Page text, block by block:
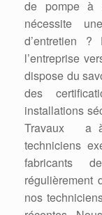
de pompe à
nécessite
d’entretien
l’entreprise
dispose du
des
installations
Travaux a à
techniciens
fabricants
régulièrement
nos